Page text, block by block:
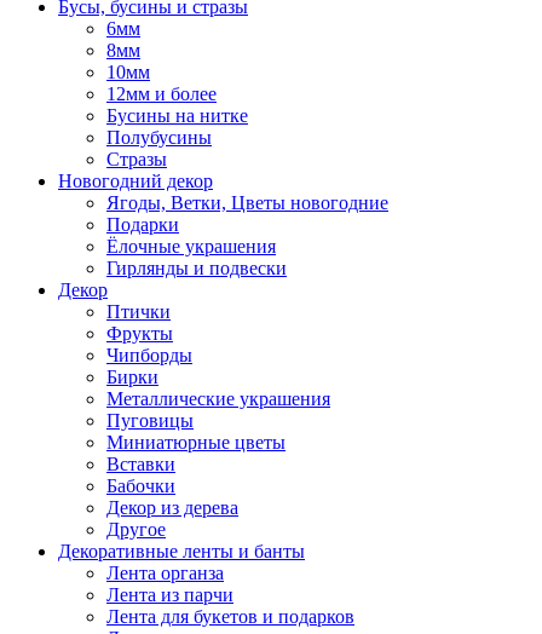
Бусы, бусины и стразы
6мм
8мм
10мм
12мм и более
Бусины на нитке
Полубусины
Стразы
Новогодний декор
Ягоды, Ветки, Цветы новогодние
Подарки
Ёлочные украшения
Гирлянды и подвески
Декор
Птички
Фрукты
Чипборды
Бирки
Металлические украшения
Пуговицы
Миниатюрные цветы
Вставки
Бабочки
Декор из дерева
Другое
Декоративные ленты и банты
Лента органза
Лента из парчи
Лента для букетов и подарков